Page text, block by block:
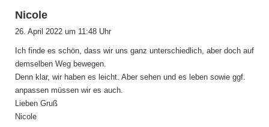
Nicole
a
t
:
26. April 2022 um 11:48 Uhr
Ich finde es schön, dass wir uns ganz unterschiedlich, aber doch auf
demselben Weg bewegen.
Denn klar, wir haben es leicht. Aber sehen und es leben sowie ggf.
anpassen müssen wir es auch.
Lieben Gruß
Nicole